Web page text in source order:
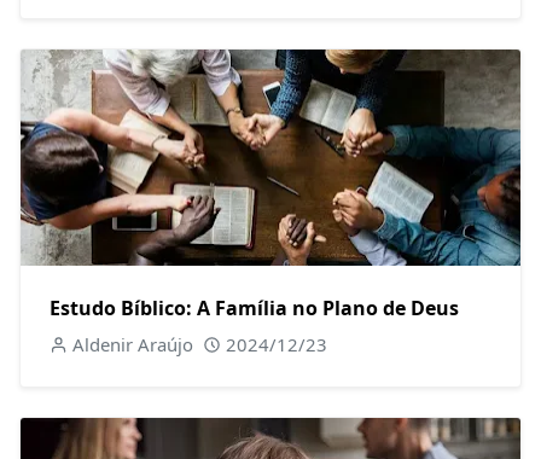
Estudo Bíblico: A Família no Plano de Deus
Aldenir Araújo 2024/12/23